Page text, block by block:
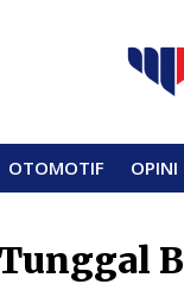
OTOMOTIF OPINI